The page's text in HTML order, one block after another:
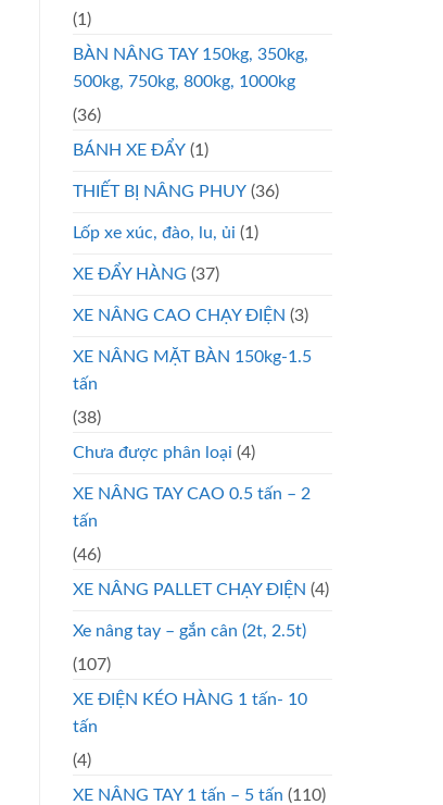
(1)
BÀN NÂNG TAY 150kg, 350kg,
500kg, 750kg, 800kg, 1000kg
(36)
BÁNH XE ĐẨY (1)
THIẾT BỊ NÂNG PHUY (36)
Lốp xe xúc, đào, lu, ủi (1)
XE ĐẨY HÀNG (37)
XE NÂNG CAO CHẠY ĐIỆN (3)
XE NÂNG MẶT BÀN 150kg-1.5
tấn
(38)
Chưa được phân loại (4)
XE NÂNG TAY CAO 0.5 tấn – 2
tấn
(46)
XE NÂNG PALLET CHẠY ĐIỆN (4)
Xe nâng tay – gắn cân (2t, 2.5t)
(107)
XE ĐIỆN KÉO HÀNG 1 tấn- 10
tấn
(4)
XE NÂNG TAY 1 tấn – 5 tấn (110)